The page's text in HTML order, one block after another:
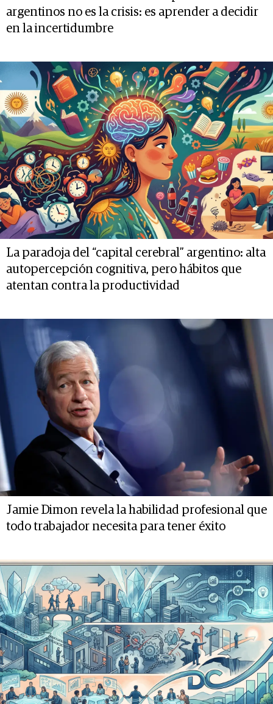
argentinos no es la crisis: es aprender a decidir
en la incertidumbre
La paradoja del “capital cerebral” argentino: alta
autopercepción cognitiva, pero hábitos que
atentan contra la productividad
Jamie Dimon revela la habilidad profesional que
todo trabajador necesita para tener éxito